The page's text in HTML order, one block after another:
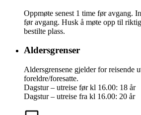
Oppmøte senest 1 time før avgang.
før avgang. Husk å møte opp til
bestilte plass.
Aldersgrenser
Aldersgrensene gjelder for reisende
foreldre/foresatte.
Dagstur – utreise før kl 16.00: 18 år
Dagstur – utreise fra kl 16.00: 20 år